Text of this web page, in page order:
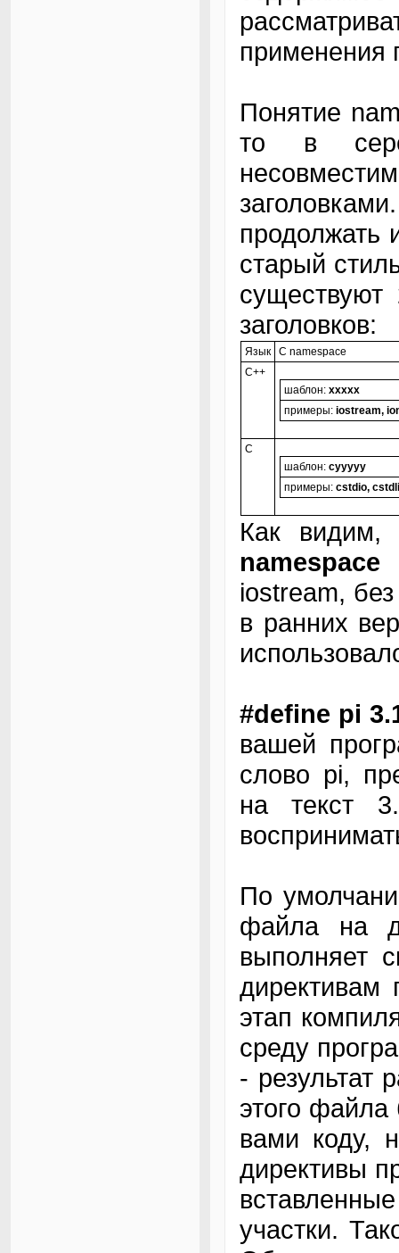
применения
Понятие
то в
продолжать
старый
существуют
заголовков:
Язык
С namespace
C++
шаблон: xxxxx
примеры: iostream,
C
шаблон: cyyyyy
примеры: cstdio,
Как видим,
iostream,
в ранних
#define pi
вашей
слово pi,
на текст
По
файла на
выполняет
директивам
этап
среду
- результат
этого файла
вами коду,
директивы
участки.